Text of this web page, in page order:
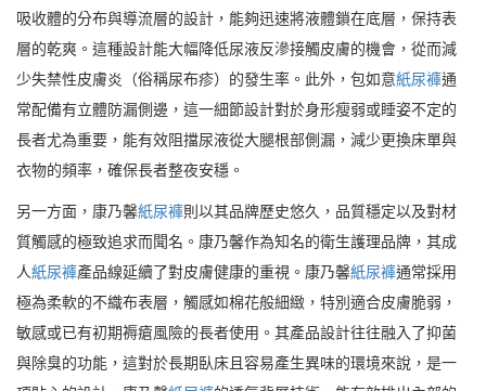
吸收體的分布與導流層的設計，能夠迅速將液體鎖在底層，保持表
層的乾爽。這種設計能大幅降低尿液反滲接觸皮膚的機會，從而減
少失禁性皮膚炎（俗稱尿布疹）的發生率。此外，包如意紙尿褲通
常配備有立體防漏側邊，這一細節設計對於身形瘦弱或睡姿不定的
長者尤為重要，能有效阻擋尿液從大腿根部側漏，減少更換床單與
衣物的頻率，確保長者整夜安穩。
另一方面，康乃馨紙尿褲則以其品牌歷史悠久，品質穩定以及對材
質觸感的極致追求而聞名。康乃馨作為知名的衛生護理品牌，其成
人紙尿褲產品線延續了對皮膚健康的重視。康乃馨紙尿褲通常採用
極為柔軟的不織布表層，觸感如棉花般細緻，特別適合皮膚脆弱，
敏感或已有初期褥瘡風險的長者使用。其產品設計往往融入了抑菌
與除臭的功能，這對於長期臥床且容易產生異味的環境來說，是一